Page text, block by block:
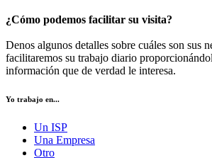
¿Cómo podemos facilitar su visita?
Denos algunos detalles sobre cuáles son sus
facilitaremos su trabajo diario
información que de verdad le interesa.
Yo trabajo en...
Un ISP
Una Empresa
Otro